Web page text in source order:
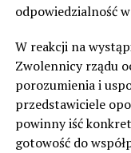
odpowiedzialność
W reakcji na
Zwolennicy rządu
porozumienia i
przedstawiciele
powinny iść
gotowość do